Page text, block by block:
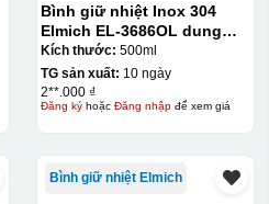
Bình giữ nhiệt Inox 304
Elmich EL-3686OL dung
tích 500ml
Kích thước: 500ml
TG sản xuất: 10 ngày
2**.000 ₫
Đăng kýhoặc Đăng nhậpđể xem giá
Bình giữ nhiệt Elmich